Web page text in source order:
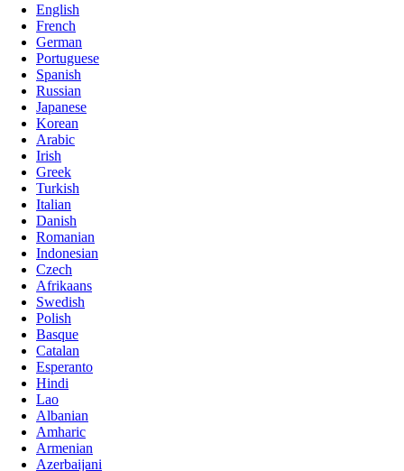
English
French
German
Portuguese
Spanish
Russian
Japanese
Korean
Arabic
Irish
Greek
Turkish
Italian
Danish
Romanian
Indonesian
Czech
Afrikaans
Swedish
Polish
Basque
Catalan
Esperanto
Hindi
Lao
Albanian
Amharic
Armenian
Azerbaijani